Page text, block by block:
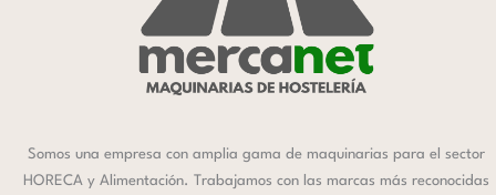
Somos una empresa con amplia gama de maquinarias para el sector
HORECA y Alimentación. Trabajamos con las marcas más reconocidas